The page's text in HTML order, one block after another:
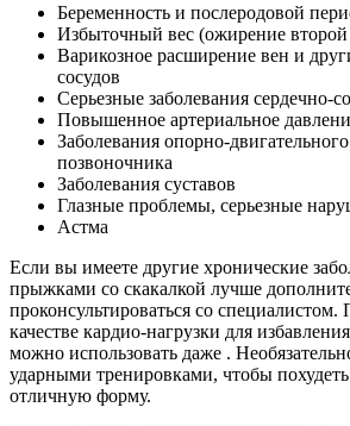
Беременность и послеродовой
Избыточный вес (ожирение второй
Варикозное расширение вен и
сосудов
Серьезные заболевания сердечно-
Повышенное артериальное
Заболевания опорно-
позвоночника
Заболевания суставов
Глазные проблемы, серьезные
Астма
Если вы имеете другие хронические
прыжками со скакалкой лучше
проконсультироваться со
качестве кардио-нагрузки для
можно использовать даже .
ударными тренировками, чтобы
отличную форму.